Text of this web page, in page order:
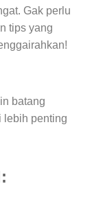
Gak perlu
tips yang
batang
lebih penting